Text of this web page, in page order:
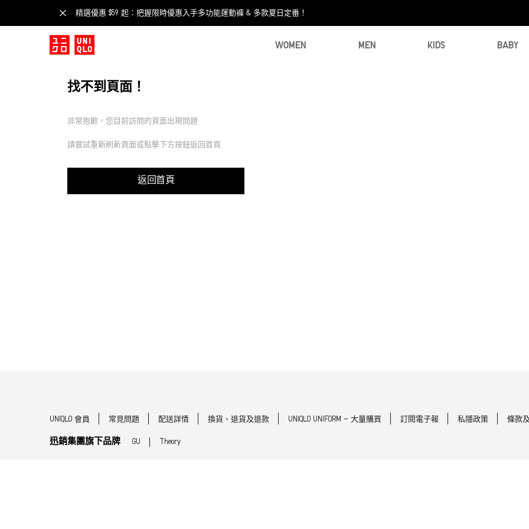
精選優惠 $59 起：把握限時優惠入手多功能運動褲 & 多款夏日定番！​
WOMEN MEN KIDS BABY
找不到頁面！
非常抱歉，您目前訪問的頁面出現問題
請嘗試重新刷新頁面或點擊下方按鈕返回首頁
返回首頁
UNIQLO 會員 常見問題 配送詳情 換貨、退貨及退款 UNIQLO UNIFORM - 大量購買 訂閱電子報 私隱政策 條款
迅銷集團旗下品牌 GU Theory